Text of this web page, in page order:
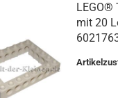
LEGO®
mit 20